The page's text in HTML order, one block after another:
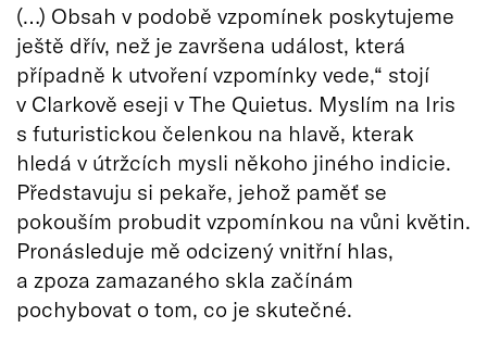
(…) Obsah v podobě vzpomínek poskytujeme
ještě dřív, než je završena událost, která
případně k utvoření vzpomínky vede,“ stojí
v Clarkově eseji v The Quietus. Myslím na Iris
s futuristickou čelenkou na hlavě, kterak
hledá v útržcích mysli někoho jiného indicie.
Představuju si pekaře, jehož paměť se
pokouším probudit vzpomínkou na vůni květin.
Pronásleduje mě odcizený vnitřní hlas,
a zpoza zamazaného skla začínám
pochybovat o tom, co je skutečné.